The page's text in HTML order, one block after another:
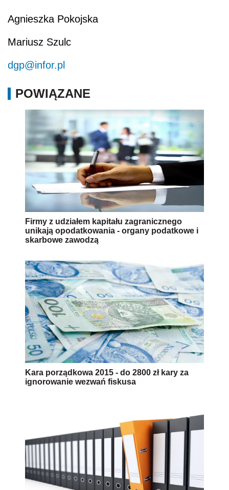
Agnieszka Pokojska
Mariusz Szulc
dgp@infor.pl
POWIĄZANE
Firmy z udziałem kapitału zagranicznego
unikają opodatkowania - organy podatkowe i
skarbowe zawodzą
Kara porządkowa 2015 - do 2800 zł kary za
ignorowanie wezwań fiskusa